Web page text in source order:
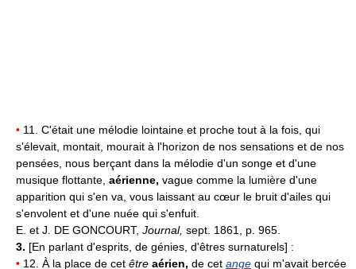
• 11. C'était une mélodie lointaine et proche tout à la fois, qui
s'élevait, montait, mourait à l'horizon de nos sensations et de nos
pensées, nous berçant dans la mélodie d'un songe et d'une
musique flottante, aérienne, vague comme la lumière d'une
apparition qui s'en va, vous laissant au cœur le bruit d'ailes qui
s'envolent et d'une nuée qui s'enfuit.
E. et J. DE GONCOURT, Journal, sept. 1861, p. 965.
3. [En parlant d'esprits, de génies, d'êtres surnaturels] :
• 12. À la place de cet être aérien, de cet ange qui m'avait bercée